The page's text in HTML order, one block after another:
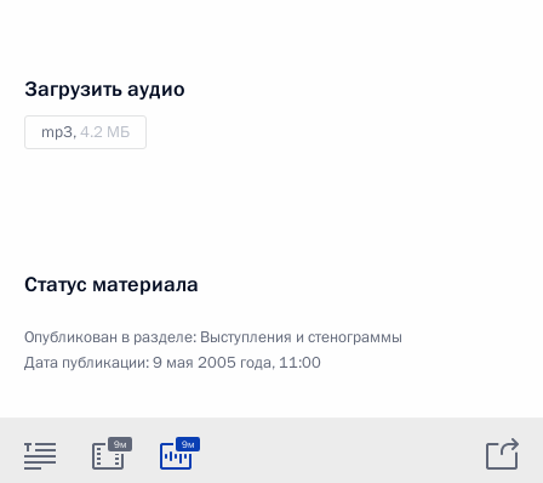
Загрузить аудио
mp3,4.2 МБ
Статус материала
Опубликован в разделе: Выступления и стенограммы
Дата публикации:9 мая 2005 года, 11:00
9м 9м